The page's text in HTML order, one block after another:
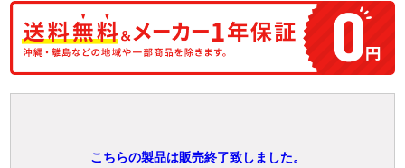
こちらの製品は販売終了致しました。